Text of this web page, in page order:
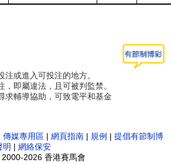
或進入可投注的地方。
，即屬違法，且可被判監禁。
求輔導協助，可致電平和基金
傳媒專用區 | 網頁指南 | 規例 | 提倡有節制博
明 | 網絡保安
2026 香港賽馬會